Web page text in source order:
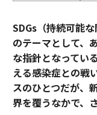
SDGs（持続可能
のテーマとして、
な指針となってい
える感染症との戦
スのひとつだが、
界を覆うなかで、